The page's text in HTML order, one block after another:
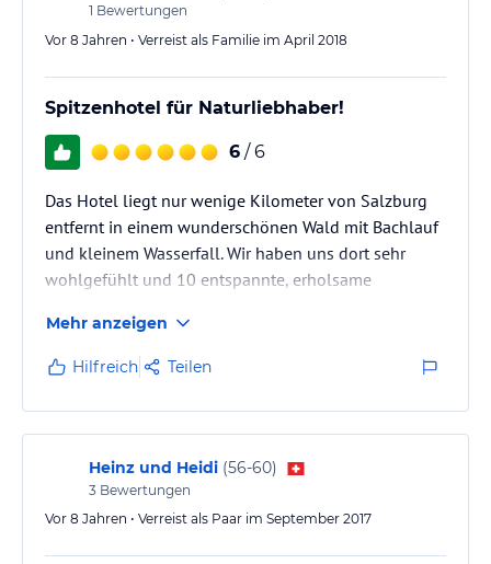
1 Bewertungen
Vor 8 Jahren • Verreist als Familie im April 2018
Spitzenhotel für Naturliebhaber!
6 / 6
Das Hotel liegt nur wenige Kilometer von Salzburg
entfernt in einem wunderschönen Wald mit Bachlauf
und kleinem Wasserfall. Wir haben uns dort sehr
wohlgefühlt und 10 entspannte, erholsame
freundliche Personal, die ruhige Lage des Anwesens
und das Begrüssungskomitee bestehend aus Katze
Mehr anzeigen
Hilfreich Teilen
Heinz und Heidi (56-60)
3 Bewertungen
Vor 8 Jahren • Verreist als Paar im September 2017